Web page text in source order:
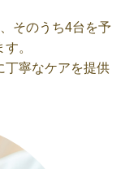
そのうち4台を予
。
丁寧なケアを提供